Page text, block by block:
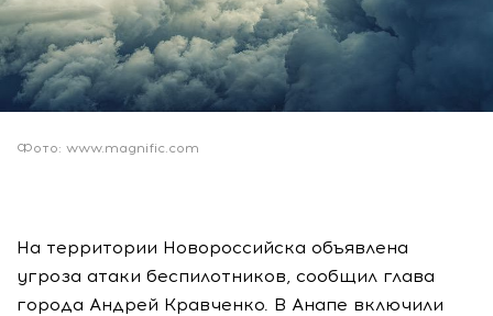
Фото: www.magnific.com
На территории Новороссийска объявлена
угроза атаки беспилотников, сообщил глава
города Андрей Кравченко. В Анапе включили